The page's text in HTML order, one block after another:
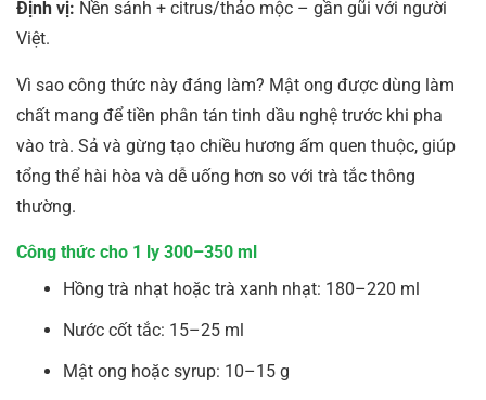
Định vị: Nền sánh + citrus/thảo mộc – gần gũi với người
Việt.
Vì sao công thức này đáng làm? Mật ong được dùng làm
chất mang để tiền phân tán tinh dầu nghệ trước khi pha
vào trà. Sả và gừng tạo chiều hương ấm quen thuộc, giúp
tổng thể hài hòa và dễ uống hơn so với trà tắc thông
thường.
Công thức cho 1 ly 300–350 ml
Hồng trà nhạt hoặc trà xanh nhạt: 180–220 ml
Nước cốt tắc: 15–25 ml
Mật ong hoặc syrup: 10–15 g